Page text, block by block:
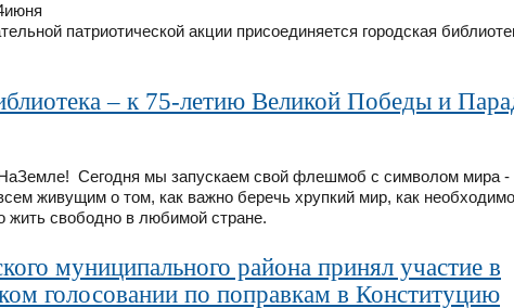
патриотической акции присоединяется городская
– к 75-летию Великой Победы и
Сегодня мы запускаем свой флешмоб с символом мира
живущим о том, как важно беречь хрупкий мир, как
жить свободно в любимой стране.
муниципального района принял участие в
голосовании по поправкам в Конституцию